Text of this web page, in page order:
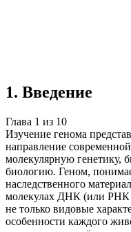
1. Введение
Глава 1 из 10
Изучение генома
направление
молекулярную
биологию. Геном,
наследственного
молекулах ДНК (или РНК
не только видовые
особенности каждого